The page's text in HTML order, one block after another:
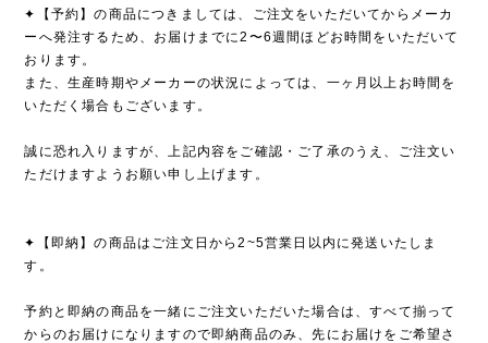
✦【予約】の商品につきましては、ご注文をいただいてからメーカ
ーへ発注するため、お届けまでに2〜6週間ほどお時間をいただいて
おります。
また、生産時期やメーカーの状況によっては、一ヶ月以上お時間を
いただく場合もございます。
誠に恐れ入りますが、上記内容をご確認・ご了承のうえ、ご注文い
ただけますようお願い申し上げます。
✦【即納】の商品はご注文日から2~5営業日以内に発送いたしま
す。
予約と即納の商品を一緒にご注文いただいた場合は、すべて揃って
からのお届けになりますので即納商品のみ、先にお届けをご希望さ